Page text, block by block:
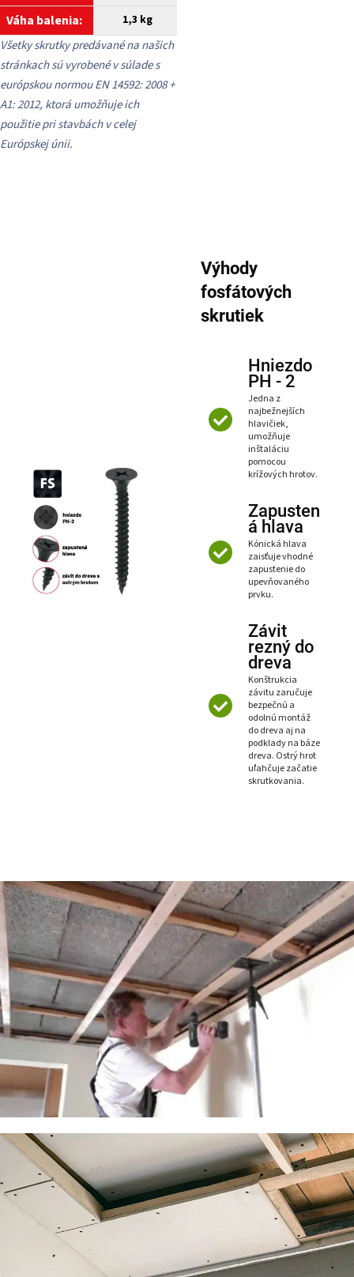
Váha balenia:
1,3 kg
Všetky skrutky predávané na našich
stránkach sú vyrobené v súlade s
európskou normou EN 14592: 2008 +
A1: 2012, ktorá umožňuje ich
použitie pri stavbách v celej
Európskej únii.
Výhody
fosfátových
skrutiek
Hniezdo
PH - 2
Jedna z
najbežnejších
hlavičiek,
umožňuje
inštaláciu
pomocou
krížových hrotov.
Zapusten
á hlava
Kónická hlava
zaisťuje vhodné
zapustenie do
upevňovaného
prvku.
Závit
rezný do
dreva
Konštrukcia
závitu zaručuje
bezpečnú a
odolnú montáž
do dreva aj na
podklady na báze
dreva. Ostrý hrot
uľahčuje začatie
skrutkovania.